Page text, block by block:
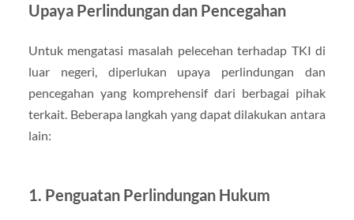
Upaya Perlindungan dan Pencegahan
Untuk mengatasi masalah pelecehan terhadap TKI di
luar negeri, diperlukan upaya perlindungan dan
pencegahan yang komprehensif dari berbagai pihak
terkait. Beberapa langkah yang dapat dilakukan antara
lain:
1. Penguatan Perlindungan Hukum